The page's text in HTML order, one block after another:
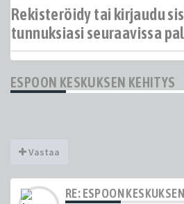
Rekisteröidy tai kirjaudu
tunnuksiasi seuraavissa
ESPOON KESKUKSEN KEHITYS
Vastaa
RE: ESPOON